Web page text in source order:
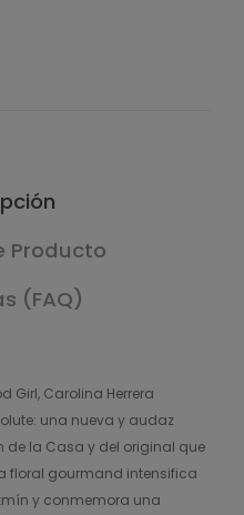
Producto
(FAQ)
Girl, Carolina Herrera
una nueva y audaz
de la Casa y del original que
floral gourmand intensifica
y conmemora una